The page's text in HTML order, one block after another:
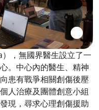
，無國界醫生設立了一
。中心內的醫生、精神
患有戰爭相關創傷後壓
人治療及團體創意小組
現，尋求心理創傷援助